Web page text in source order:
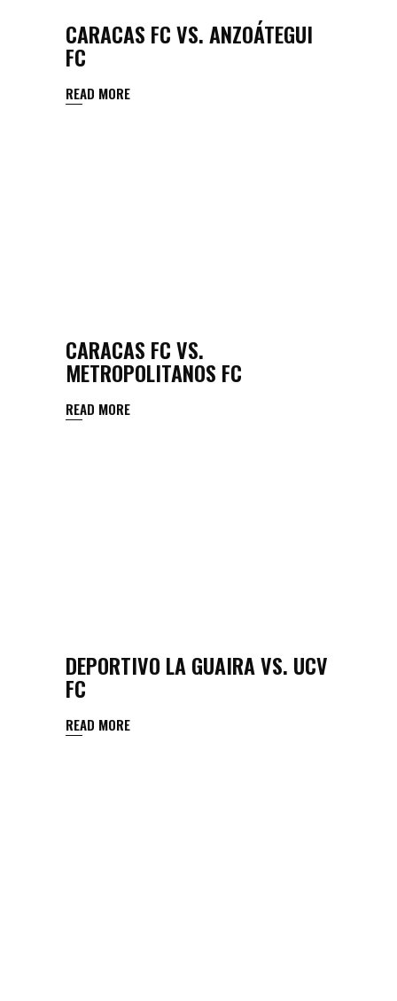
CARACAS FC VS. ANZOÁTEGUI
FC
READ MORE
CARACAS FC VS.
METROPOLITANOS FC
READ MORE
DEPORTIVO LA GUAIRA VS. UCV
FC
READ MORE